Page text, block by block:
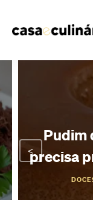
30
<